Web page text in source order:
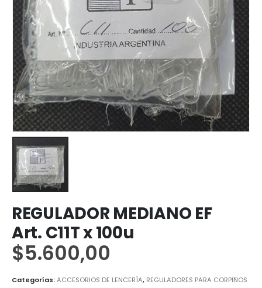
REGULADOR MEDIANO EF
Art. C11T x 100u
$5.600,00
Categorías:ACCESORIOS DE LENCERÍA, REGULADORES PARA CORPIÑOS